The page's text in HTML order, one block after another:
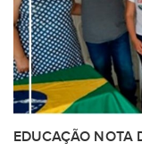
EDUCAÇÃO NOTA